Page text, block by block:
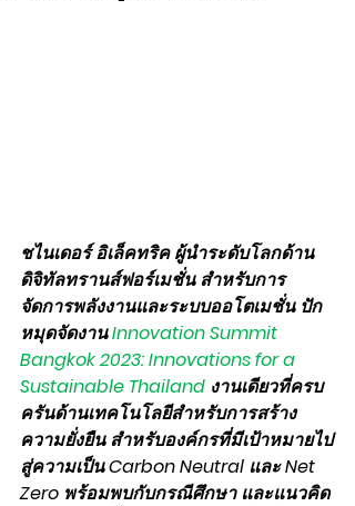
ชไนเดอร์ อิเล็คทริค ผู้นำระดับโลกด้าน
ดิจิทัลทรานส์ฟอร์เมชั่น สำหรับการ
จัดการพลังงานและระบบออโตเมชั่น ปัก
หมุดจัดงาน Innovation Summit
Bangkok 2023: Innovations for a
Sustainable Thailand งานเดียวที่ครบ
ครันด้านเทคโนโลยีสำหรับการสร้าง
ความยั่งยืน สำหรับองค์กรที่มีเป้าหมายไป
สู่ความเป็น Carbon Neutral และ Net
Zero พร้อมพบกับกรณีศึกษา และแนวคิด